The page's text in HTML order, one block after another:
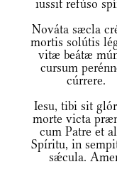
iussit refúso
Nováta sæcla
mortis solútis
vitæ beátæ
cursum
cúrrere.
Iesu, tibi sit
morte victa
cum Patre et
Spíritu, in
sǽcula.